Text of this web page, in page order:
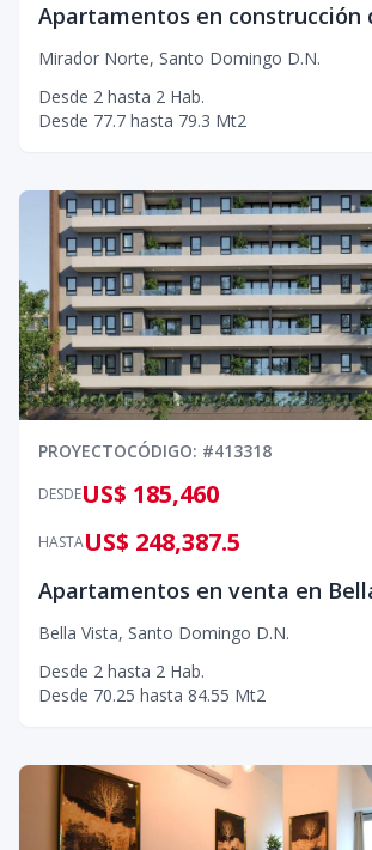
Mirador Norte, Santo Domingo D.N.
Desde 2 hasta 2 Hab.
Desde 77.7 hasta 79.3 Mt2
PROYECTOCÓDIGO: #413318
DESDEUS$ 185,460
HASTAUS$ 248,387.5
Apartamentos en venta en
Bella Vista, Santo Domingo D.N.
Desde 2 hasta 2 Hab.
Desde 70.25 hasta 84.55 Mt2